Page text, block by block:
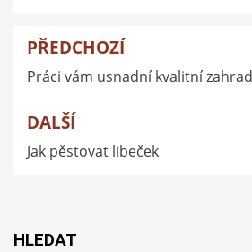
Navigace
pro
příspěvek
PŘEDCHOZÍ
Práci vám usnadní kvalitní
DALŠÍ
Jak pěstovat libeček
HLEDAT